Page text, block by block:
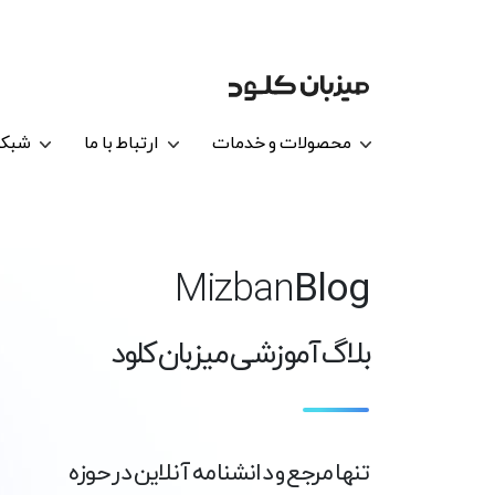
محصولات و خدمات ارتباط با ما
MizbanBlog
بلاگ آموزشی میزبان کلود
تنها مرجع و دانشنامه آنلاین در حوزه